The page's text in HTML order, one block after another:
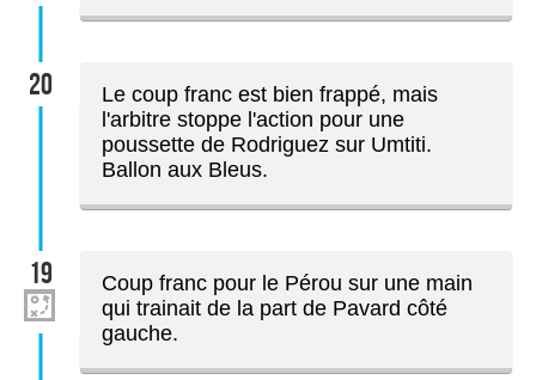
20
Le coup franc est bien frappé, mais
l'arbitre stoppe l'action pour une
poussette de Rodriguez sur Umtiti.
Ballon aux Bleus.
19
Coup franc pour le Pérou sur une main
qui trainait de la part de Pavard côté
gauche.